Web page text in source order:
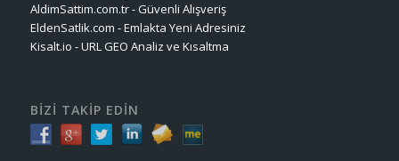
AldimSattim.com.tr - Güvenli Alışveriş
EldenSatlik.com - Emlakta Yeni Adresiniz
Kisalt.io - URL GEO Analiz ve Kısaltma
BİZİ TAKİP EDİN